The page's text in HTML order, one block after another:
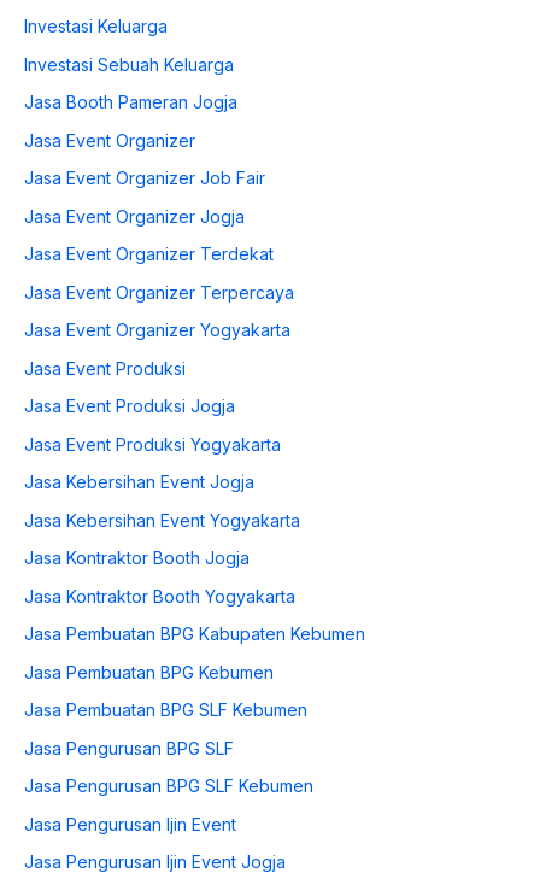
Investasi Keluarga
Investasi Sebuah Keluarga
Jasa Booth Pameran Jogja
Jasa Event Organizer
Jasa Event Organizer Job Fair
Jasa Event Organizer Jogja
Jasa Event Organizer Terdekat
Jasa Event Organizer Terpercaya
Jasa Event Organizer Yogyakarta
Jasa Event Produksi
Jasa Event Produksi Jogja
Jasa Event Produksi Yogyakarta
Jasa Kebersihan Event Jogja
Jasa Kebersihan Event Yogyakarta
Jasa Kontraktor Booth Jogja
Jasa Kontraktor Booth Yogyakarta
Jasa Pembuatan BPG Kabupaten Kebumen
Jasa Pembuatan BPG Kebumen
Jasa Pembuatan BPG SLF Kebumen
Jasa Pengurusan BPG SLF
Jasa Pengurusan BPG SLF Kebumen
Jasa Pengurusan Ijin Event
Jasa Pengurusan Ijin Event Jogja